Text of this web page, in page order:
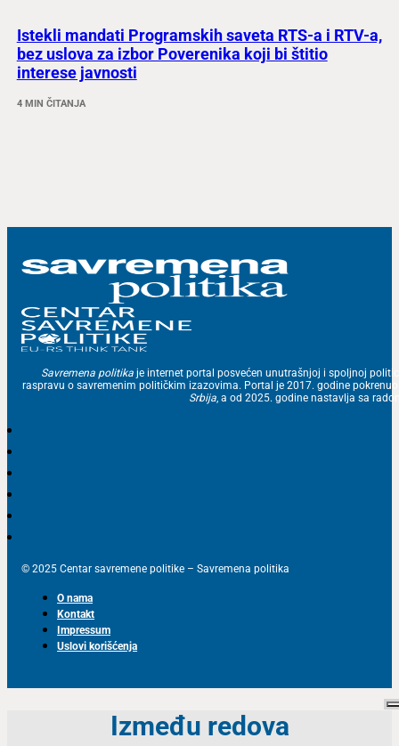
Istekli mandati Programskih saveta RTS-a i RTV-a,
bez uslova za izbor Poverenika koji bi štitio
interese javnosti
4 MIN ČITANJA
Savremena politika je internet portal posvećen unutrašnjoj i spoljnoj
raspravu o savremenim političkim izazovima. Portal je 2017. godine
Srbija , a od 2025. godine nastavlja sa
© 2025 Centar savremene politike – Savremena politika
O nama
Kontakt
Impressum
Uslovi korišćenja
Između redova